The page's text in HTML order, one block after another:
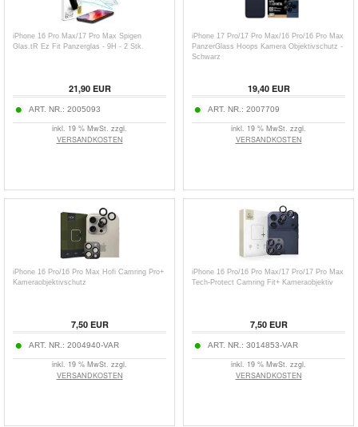
iPhone 16 Pro Max/17 Pro Max Spigen
Glas.tR Ez Fit Panzerglas - 9H - 2 Stk.
21,90EUR
ART. NR.: 2005093
inkl. 19 % MwSt. zzgl.
VERSANDKOSTEN
iPhone 17 Pro/17 Pro Max/16 Pro/16 Pro Max
PanzerGlass Hoops Kamera Objektivschutz -
Schwarz
19,40EUR
ART. NR.: 2007709
inkl. 19 % MwSt. zzgl.
VERSANDKOSTEN
iPhone 16 Pro/16 Pro Max Hofi Camring Pro+
Kameraobjektivschutz
7,50EUR
ART. NR.: 2004940-VAR
inkl. 19 % MwSt. zzgl.
VERSANDKOSTEN
iPhone 16 Pro/16 Pro Max/17 Pro/17 Pro Max
Tech-Protect Camring Fit+ Kameraobjektiv
7,50EUR
ART. NR.: 3014853-VAR
inkl. 19 % MwSt. zzgl.
VERSANDKOSTEN